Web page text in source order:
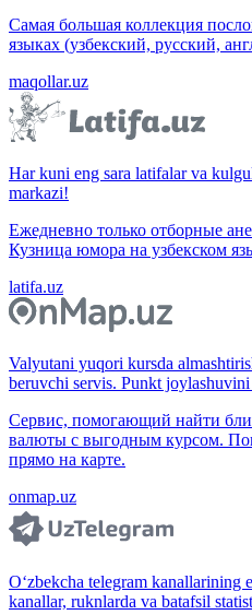
Самая большая коллекция
языках (узбекский, русский,
maqollar.uz
Har kuni eng sara latifalar va
markazi!
Ежедневно только отборные
Кузница юмора на узбекском
latifa.uz
Valyutani yuqori kursda
beruvchi servis. Punkt joylashuvini
Сервис, помогающий найти
валюты с выгодным курсом.
прямо на карте.
onmap.uz
O‘zbekcha telegram kanallarining
kanallar, ruknlarda va batafsil